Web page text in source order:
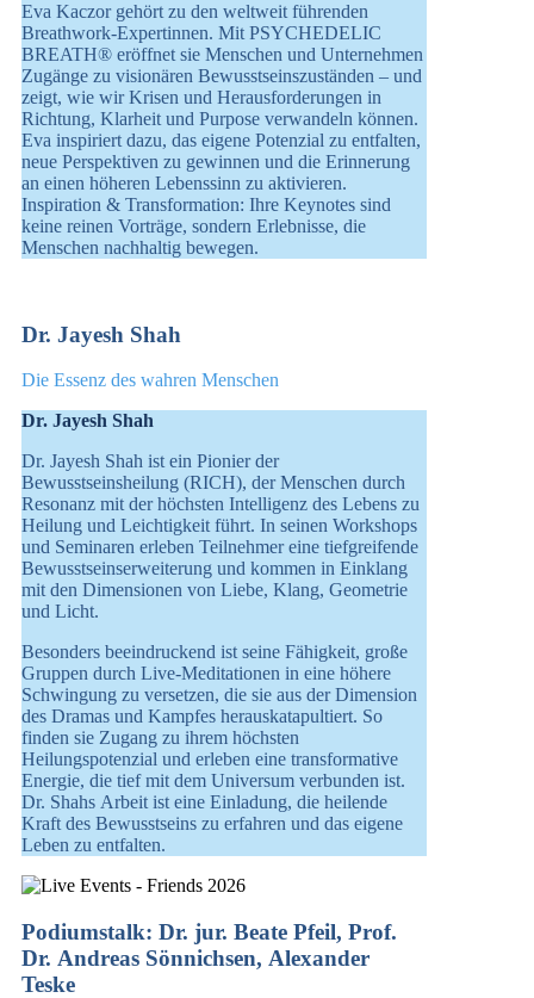
Eva Kaczor gehört zu den weltweit führenden
Breathwork-Expertinnen. Mit PSYCHEDELIC
BREATH® eröffnet sie Menschen und Unternehmen
Zugänge zu visionären Bewusstseinszuständen – und
zeigt, wie wir Krisen und Herausforderungen in
Richtung, Klarheit und Purpose verwandeln können.
Eva inspiriert dazu, das eigene Potenzial zu entfalten,
neue Perspektiven zu gewinnen und die Erinnerung
an einen höheren Lebenssinn zu aktivieren.
Inspiration & Transformation: Ihre Keynotes sind
keine reinen Vorträge, sondern Erlebnisse, die
Menschen nachhaltig bewegen.
Dr. Jayesh Shah
Die Essenz des wahren Menschen
Dr. Jayesh Shah
Dr. Jayesh Shah ist ein Pionier der
Bewusstseinsheilung (RICH), der Menschen durch
Resonanz mit der höchsten Intelligenz des Lebens zu
Heilung und Leichtigkeit führt. In seinen Workshops
und Seminaren erleben Teilnehmer eine tiefgreifende
Bewusstseinserweiterung und kommen in Einklang
mit den Dimensionen von Liebe, Klang, Geometrie
und Licht.
Besonders beeindruckend ist seine Fähigkeit, große
Gruppen durch Live-Meditationen in eine höhere
Schwingung zu versetzen, die sie aus der Dimension
des Dramas und Kampfes herauskatapultiert. So
finden sie Zugang zu ihrem höchsten
Heilungspotenzial und erleben eine transformative
Energie, die tief mit dem Universum verbunden ist.
Dr. Shahs Arbeit ist eine Einladung, die heilende
Kraft des Bewusstseins zu erfahren und das eigene
Leben zu entfalten.
Podiumstalk: Dr. jur. Beate Pfeil, Prof.
Dr. Andreas Sönnichsen, Alexander
Teske